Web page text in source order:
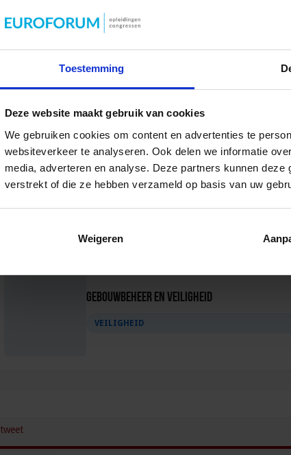
Toestemming
Deze website maakt gebruik van cookies
We gebruiken cookies om content en advertenties te
websiteverkeer te analyseren. Ook delen we informatie
media, adverteren en analyse. Deze partners kunnen
verstrekt of die ze hebben verzameld op basis van uw
Weigeren
Opleiding Sociale Veiligheid in de Organisatie
Opleiding Adviseur zorg en veiligheid
Gebouwbeheer en veiligheid
VEILIGHEID
tweet